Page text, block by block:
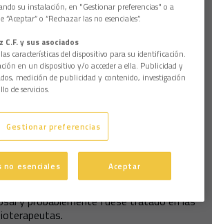
el partidillo fueron las siguientes:
Bertrán, Paz, Berizzo, Silva, Suárez,
Sesma, Pavoni y Nenad.
Estoyanoff, Ania, Manolo Pérez y
Limia se colocó en la portería del filial.
que se retiraba en la sesión de ayer con
y probablemente fuese tratado en las
su instalación, en "Gestionar preferencias" o a
“Aceptar” o “Rechazar las no esenciales”.
C.F. y sus asociados
características del dispositivo para su identificación.
en un dispositivo y/o acceder a ella. Publicidad y
medición de publicidad y contenido, investigación
de servicios.
Gestionar preferencias
no esenciales Aceptar